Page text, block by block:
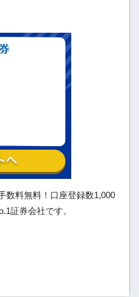
数料無料！口座登録数1,000
証券会社です。